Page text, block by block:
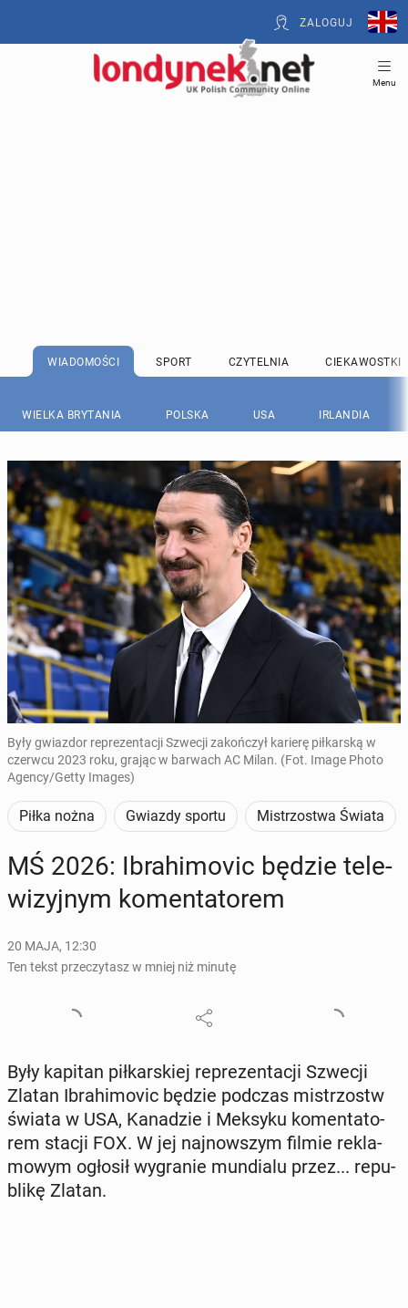
ZALOGUJ
Menu
WIADOMOŚCI SPORT CZYTELNIA CIEKAWOSTKI
WIELKA BRYTANIA POLSKA USA IRLANDIA
Były gwiazdor reprezentacji Szwecji zakończył karierę piłkarską w
czerwcu 2023 roku, grając w barwach AC Milan. (Fot. Image Photo
Agency/Getty Images)
Piłka nożna Gwiazdy sportu Mistrzostwa Świata
MŚ 2026: Ibra­hi­mo­vic będzie te­le­
wi­zyj­nym ko­men­ta­to­rem
20 MAJA, 12:30
Ten tekst przeczytasz w mniej niż minutę
Były kapitan pił­kar­skiej re­pre­zen­ta­cji Szwecji
Zlatan Ibra­hi­mo­vic będzie podczas mi­strzostw
świata w USA, Ka­na­dzie i Meksyku ko­men­ta­to­
rem stacji FOX. W jej naj­now­szym filmie re­kla­
mo­wym ogłosił wy­gra­nie mun­dia­lu przez... re­pu­
bli­kę Zlatan.